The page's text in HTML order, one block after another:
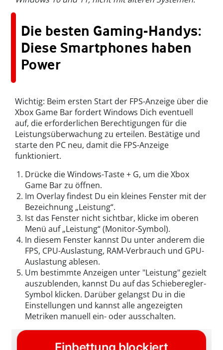
Die besten Gaming-Handys:
Diese Smartphones haben
Power
Wichtig: Beim ersten Start der FPS-Anzeige über die
Xbox Game Bar fordert Windows Dich eventuell
auf, die erforderlichen Berechtigungen für die
Leistungsüberwachung zu erteilen. Bestätige und
starte den PC neu, damit die FPS-Anzeige
funktioniert.
Drücke die Windows-Taste + G, um die Xbox
Game Bar zu öffnen.
Im Overlay findest Du ein kleines Fenster mit der
Bezeichnung „Leistung“.
Ist das Fenster nicht sichtbar, klicke im oberen
Menü auf „Leistung“ (Monitor-Symbol).
In diesem Fenster kannst Du unter anderem die
FPS, CPU-Auslastung, RAM-Verbrauch und GPU-
Auslastung ablesen.
Um bestimmte Anzeigen unter "Leistung" gezielt
auszublenden, kannst Du auf das Schieberegler-
Symbol klicken. Darüber gelangst Du in die
Einstellungen und kannst alle angezeigten
Metriken manuell ein- oder ausschalten.